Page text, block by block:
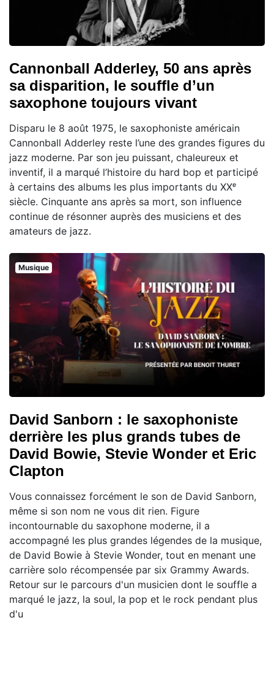
Cannonball Adderley, 50 ans après
sa disparition, le souffle d’un
saxophone toujours vivant
Disparu le 8 août 1975, le saxophoniste américain
Cannonball Adderley reste l’une des grandes figures du
jazz moderne. Par son jeu puissant, chaleureux et
inventif, il a marqué l’histoire du hard bop et participé
à certains des albums les plus importants du XXᵉ
siècle. Cinquante ans après sa mort, son influence
continue de résonner auprès des musiciens et des
amateurs de jazz.
Musique
David Sanborn : le saxophoniste
derrière les plus grands tubes de
David Bowie, Stevie Wonder et Eric
Clapton
Vous connaissez forcément le son de David Sanborn,
même si son nom ne vous dit rien. Figure
incontournable du saxophone moderne, il a
accompagné les plus grandes légendes de la musique,
de David Bowie à Stevie Wonder, tout en menant une
carrière solo récompensée par six Grammy Awards.
Retour sur le parcours d'un musicien dont le souffle a
marqué le jazz, la soul, la pop et le rock pendant plus
d'u